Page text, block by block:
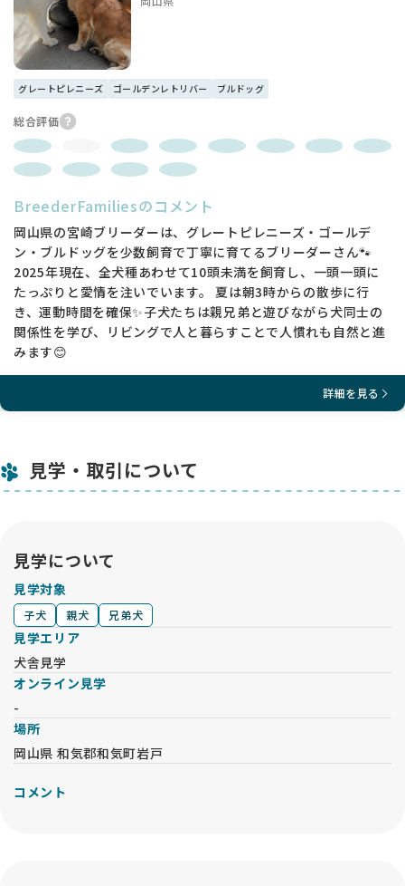
グレートピレニーズ ゴールデンレトリバー ブルドッグ
総合評価
BreederFamiliesのコメント
岡山県の宮崎ブリーダーは、グレートピレニーズ・ゴールデ
ン・ブルドッグを少数飼育で丁寧に育てるブリーダーさん🐾
2025年現在、全犬種あわせて10頭未満を飼育し、一頭一頭に
たっぷりと愛情を注いでいます。 夏は朝3時からの散歩に行
き、運動時間を確保✨子犬たちは親兄弟と遊びながら犬同士の
関係性を学び、リビングで人と暮らすことで人慣れも自然と進
みます😊
詳細を見る
見学・取引について
見学について
見学対象
子犬 親犬 兄弟犬
見学エリア
犬舎見学
オンライン見学
-
場所
岡山県 和気郡和気町岩戸
コメント